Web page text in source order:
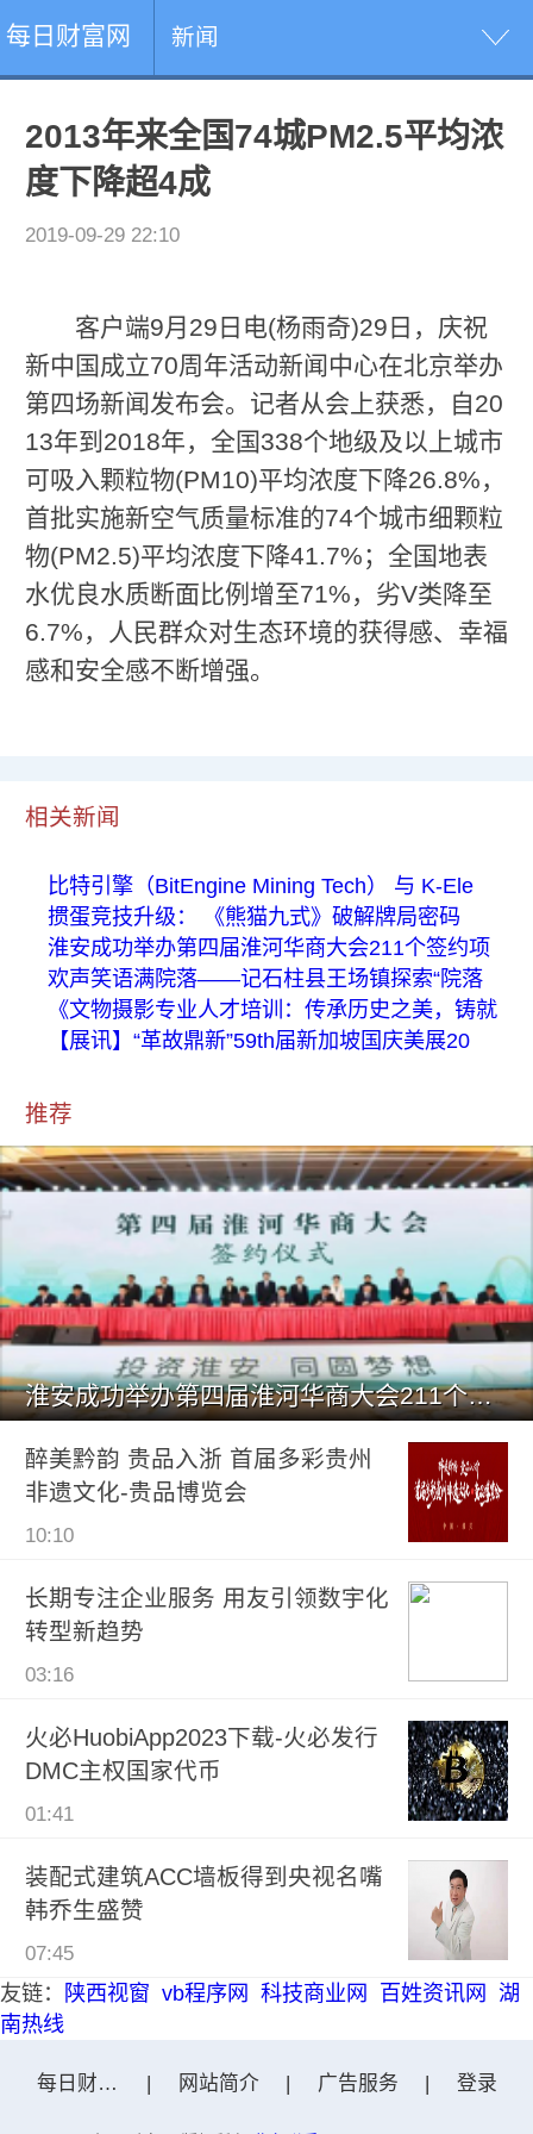
每日财富网 新闻
2013年来全国74城PM2.5平均浓
度下降超4成
2019-09-29 22:10
客户端9月29日电(杨雨奇)29日，庆祝
新中国成立70周年活动新闻中心在北京举办
第四场新闻发布会。记者从会上获悉，自20
13年到2018年，全国338个地级及以上城市
可吸入颗粒物(PM10)平均浓度下降26.8%，
首批实施新空气质量标准的74个城市细颗粒
物(PM2.5)平均浓度下降41.7%；全国地表
水优良水质断面比例增至71%，劣V类降至
6.7%，人民群众对生态环境的获得感、幸福
感和安全感不断增强。
相关新闻
比特引擎（BitEngine Mining Tech） 与 K-Ele
掼蛋竞技升级： 《熊猫九式》破解牌局密码
淮安成功举办第四届淮河华商大会211个签约项
欢声笑语满院落——记石柱县王场镇探索“院落
《文物摄影专业人才培训：传承历史之美，铸就
【展讯】“革故鼎新”59th届新加坡国庆美展20
推荐
淮安成功举办第四届淮河华商大会211个签约项目 总投资1486.
醉美黔韵 贵品入浙 首届多彩贵州
非遗文化-贵品博览会
10:10
长期专注企业服务 用友引领数宇化
转型新趋势
03:16
火必HuobiApp2023下载-火必发行
DMC主权国家代币
01:41
装配式建筑ACC墙板得到央视名嘴
韩乔生盛赞
07:45
友链： 陕西视窗 vb程序网 科技商业网 百姓资讯网
湖
南热线
每日财富网 | 网站简介 | 广告服务 | 登录